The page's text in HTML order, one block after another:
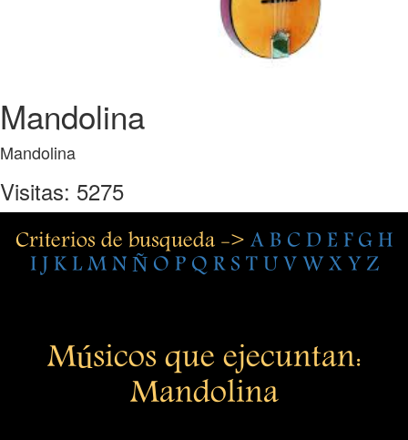
Mandolina
Mandolina
Visitas: 5275
Criterios de busqueda -> A B C D E F G H
I J K L M N Ñ O P Q R S T U V W X Y Z
Músicos que ejecuntan:
Mandolina